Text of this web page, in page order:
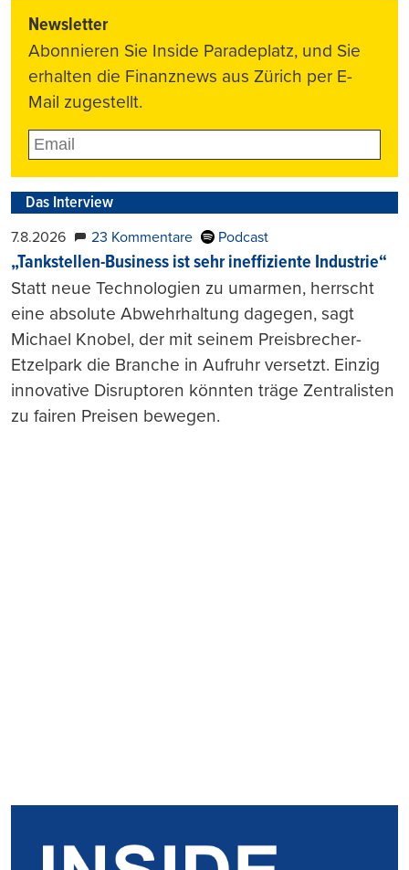
Newsletter
Abonnieren Sie Inside Paradeplatz, und Sie
erhalten die Finanznews aus Zürich per E-
Mail zugestellt.
Das Interview
7.8.2026 23 Kommentare Podcast
„Tankstellen-Business ist sehr ineffiziente Industrie“
Statt neue Technologien zu umarmen, herrscht
eine absolute Abwehrhaltung dagegen, sagt
Michael Knobel, der mit seinem Preisbrecher-
Etzelpark die Branche in Aufruhr versetzt. Einzig
innovative Disruptoren könnten träge Zentralisten
zu fairen Preisen bewegen.